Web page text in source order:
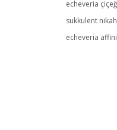
echeveria
sukkulent
echeveria